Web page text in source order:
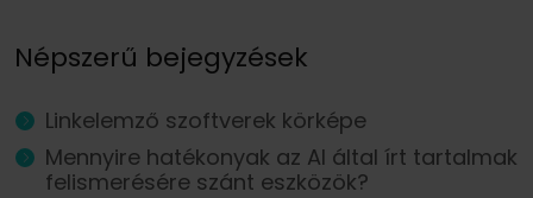
Népszerű bejegyzések
Linkelemző szoftverek körképe
Mennyire hatékonyak az AI által írt tartalmak
felismerésére szánt eszközök?